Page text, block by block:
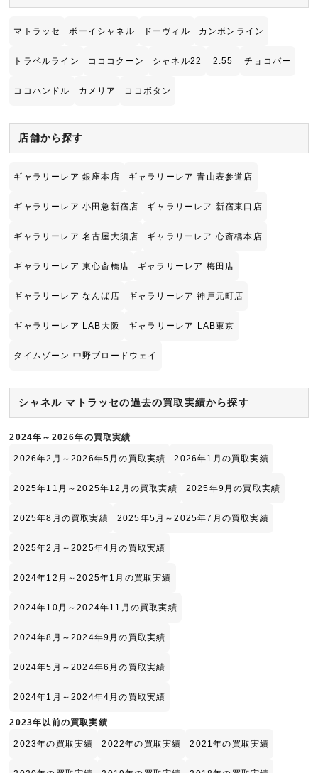
マトラッセ ボーイシャネル ドーヴィル カンボンライン
トラベルライン コココクーン シャネル22 2.55 チョコバー
ココハンドル カメリア ココボタン
店舗から探す
ギャラリーレア 銀座本店 ギャラリーレア 青山表参道店
ギャラリーレア 小田急新宿店 ギャラリーレア 新宿東口店
ギャラリーレア 名古屋大須店 ギャラリーレア 心斎橋本店
ギャラリーレア 東心斎橋店 ギャラリーレア 梅田店
ギャラリーレア なんば店 ギャラリーレア 神戸元町店
ギャラリーレア LAB大阪 ギャラリーレア LAB東京
タイムゾーン 中野ブロードウェイ
シャネル マトラッセの過去の買取実績から探す
2024年～2026年の買取実績
2026年2月～2026年5月の買取実績 2026年1月の買取実績
2025年11月～2025年12月の買取実績 2025年9月の買取実績
2025年8月の買取実績 2025年5月～2025年7月の買取実績
2025年2月～2025年4月の買取実績
2024年12月～2025年1月の買取実績
2024年10月～2024年11月の買取実績
2024年8月～2024年9月の買取実績
2024年5月～2024年6月の買取実績
2024年1月～2024年4月の買取実績
2023年以前の買取実績
2023年の買取実績 2022年の買取実績 2021年の買取実績